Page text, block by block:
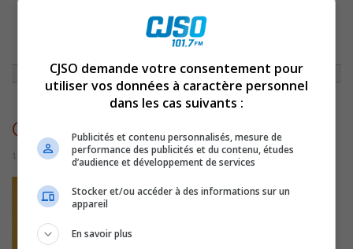
GILLES BIBEAU, CONFÉRENCIER INVITÉ DE LA
GillesBibeau
10 septembre 2025 | Par Sylvain Rochon
CJSO demande votre consentement pour
utiliser vos données à caractère personnel
dans les cas suivants :
Publicités et contenu personnalisés, mesure de
performance des publicités et du contenu, études
d’audience et développement de services
Stocker et/ou accéder à des informations sur un
appareil
En savoir plus